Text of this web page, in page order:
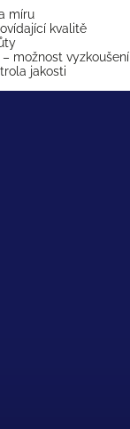
míru
kvalitě
možnost vyzkoušení
jakosti